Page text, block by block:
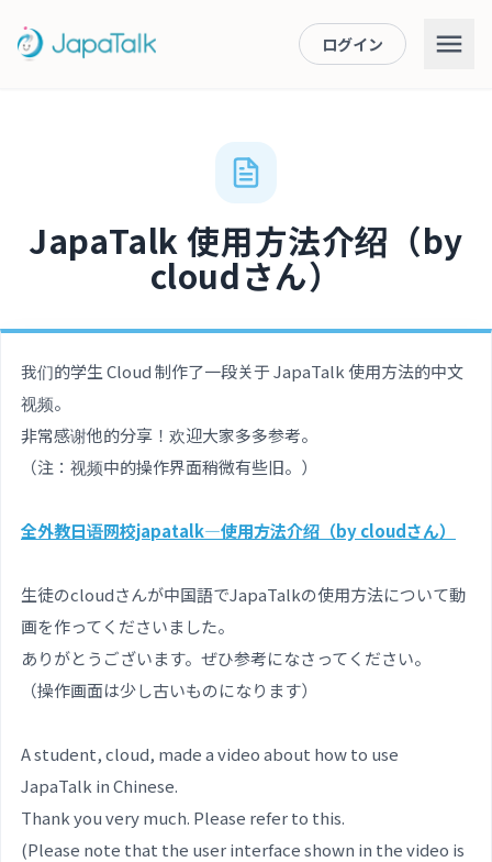
ログイン
JapaTalk 使用方法介绍（by
cloudさん）
我们的学生 Cloud 制作了一段关于 JapaTalk 使用方法的中文
视频。
非常感谢他的分享！欢迎大家多多参考。
（注：视频中的操作界面稍微有些旧。）
全外教日语网校japatalk—使用方法介绍（by cloudさん）
生徒のcloudさんが中国語でJapaTalkの使用方法について動
画を作ってくださいました。
ありがとうございます。ぜひ参考になさってください。
（操作画面は少し古いものになります）
A student, cloud, made a video about how to use
JapaTalk in Chinese.
Thank you very much. Please refer to this.
(Please note that the user interface shown in the video is